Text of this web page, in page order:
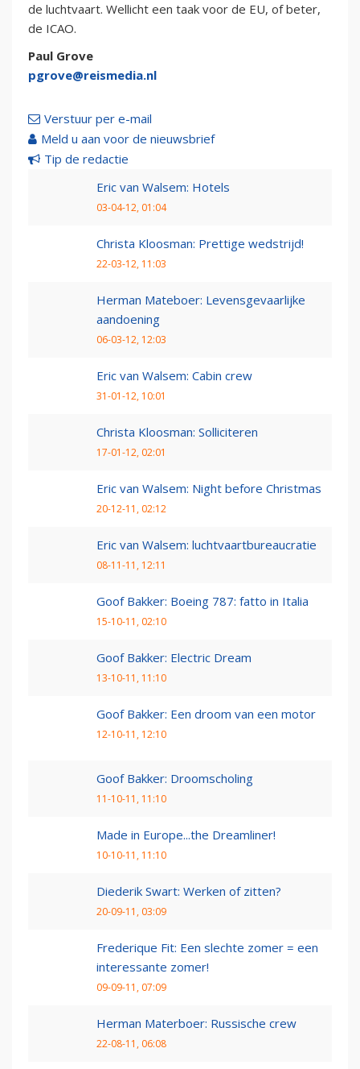
de luchtvaart. Wellicht een taak voor de EU, of beter,
de ICAO.
Paul Grove
pgrove@reismedia.nl
Verstuur per e-mail
Meld u aan voor de nieuwsbrief
Tip de redactie
Eric van Walsem: Hotels
03-04-12, 01:04
Christa Kloosman: Prettige wedstrijd!
22-03-12, 11:03
Herman Mateboer: Levensgevaarlijke
aandoening
06-03-12, 12:03
Eric van Walsem: Cabin crew
31-01-12, 10:01
Christa Kloosman: Solliciteren
17-01-12, 02:01
Eric van Walsem: Night before Christmas
20-12-11, 02:12
Eric van Walsem: luchtvaartbureaucratie
08-11-11, 12:11
Goof Bakker: Boeing 787: fatto in Italia
15-10-11, 02:10
Goof Bakker: Electric Dream
13-10-11, 11:10
Goof Bakker: Een droom van een motor
12-10-11, 12:10
Goof Bakker: Droomscholing
11-10-11, 11:10
Made in Europe...the Dreamliner!
10-10-11, 11:10
Diederik Swart: Werken of zitten?
20-09-11, 03:09
Frederique Fit: Een slechte zomer = een
interessante zomer!
09-09-11, 07:09
Herman Materboer: Russische crew
22-08-11, 06:08